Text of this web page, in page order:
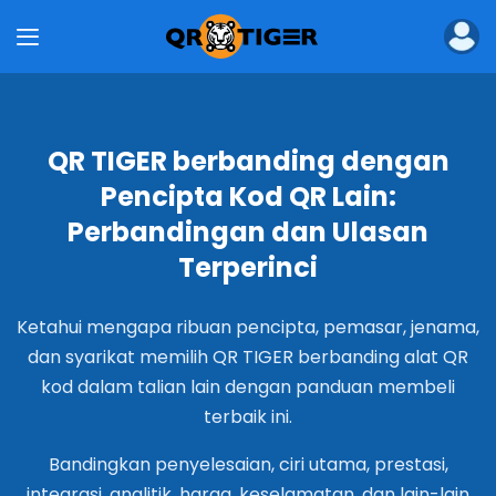
Produk
Pembangkit Kod QR Pukal
API Pencipta Kod QR
ms
Penyelesaian
Industri
Kod QR untuk Restoran
Kod QR untuk eDagang
Kod QR untuk Pendidikan
Kod QR untuk Logistik
Kod QR untuk Acara
Kod QR untuk Hartanah
Kod QR untuk Pengilangan
Kod QR untuk Penjagaan Kesihatan
QR TIGER berbanding dengan
Pencipta Kod QR Lain:
Perbandingan dan Ulasan
Terperinci
Ketahui mengapa ribuan pencipta, pemasar, jenama,
dan syarikat memilih QR TIGER berbanding alat QR
kod dalam talian lain dengan panduan membeli
terbaik ini.
Bandingkan penyelesaian, ciri utama, prestasi,